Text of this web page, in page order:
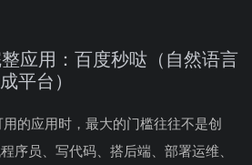
应用：百度秒哒（自然语言
平台）
的应用时，最大的门槛往往不是创
序员、写代码、搭后端、部署运维、